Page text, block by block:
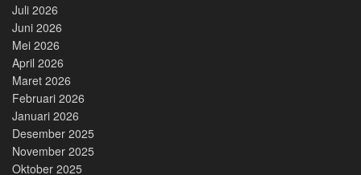
Juli 2026
Juni 2026
Mei 2026
April 2026
Maret 2026
Februari 2026
Januari 2026
Desember 2025
November 2025
Oktober 2025